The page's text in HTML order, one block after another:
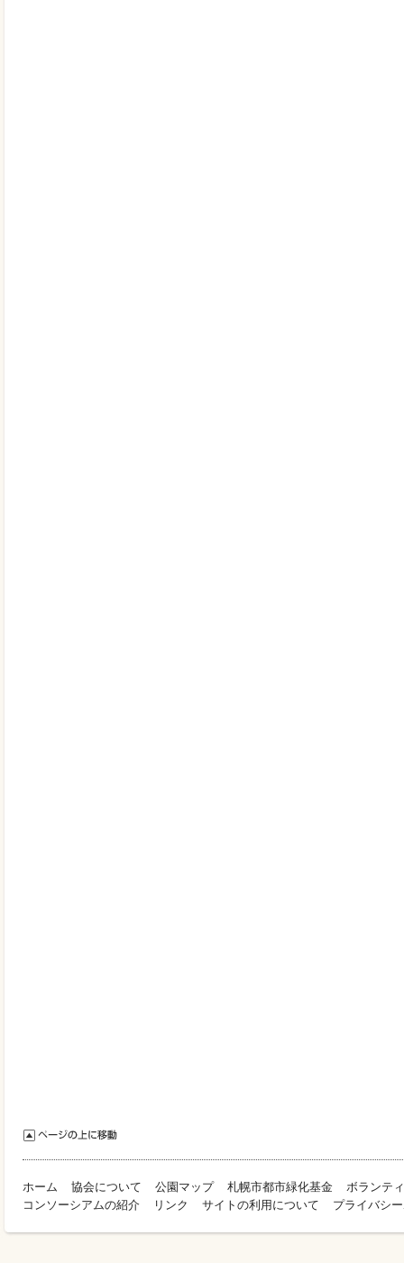
ホーム 協会について 公園マップ 札幌市都市緑化基金
ボランテ
コンソーシアムの紹介
リンク サイトの利用について プライバシ